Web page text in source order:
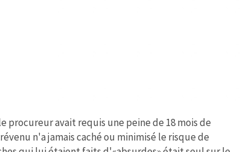
procureur avait requis une peine de 18 mois de
n'a jamais caché ou minimisé le risque de